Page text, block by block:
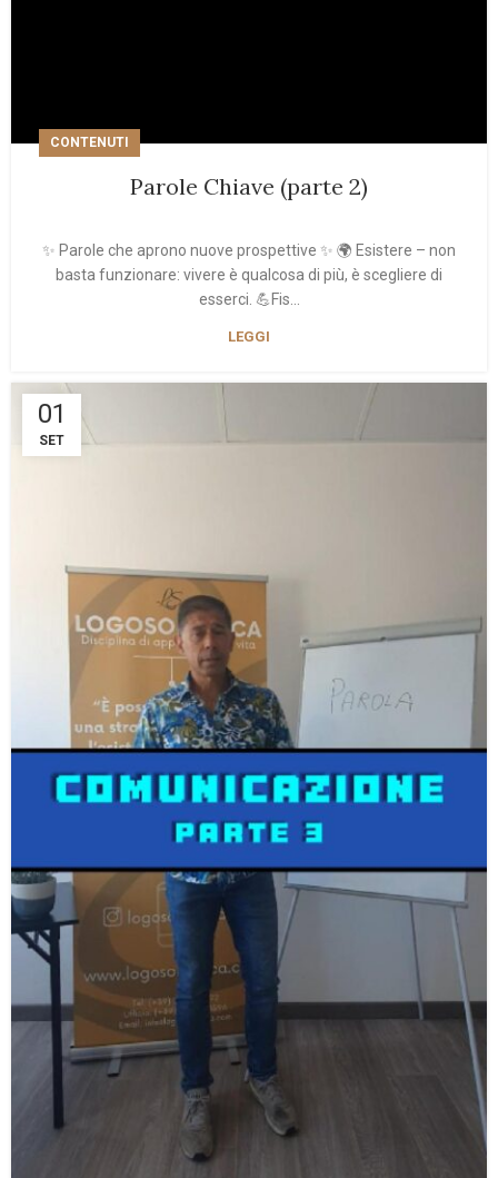
CONTENUTI
Parole Chiave (parte 2)
✨ Parole che aprono nuove prospettive ✨ 🌍 Esistere – non
basta funzionare: vivere è qualcosa di più, è scegliere di
esserci. 💪Fis...
LEGGI
01
SET